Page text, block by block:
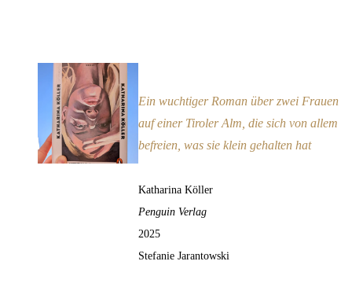
Ein wuchtiger Roman über zwei Frauen
auf einer Tiroler Alm, die sich von allem
befreien, was sie klein gehalten hat
Katharina Köller
Penguin Verlag
2025
Stefanie Jarantowski